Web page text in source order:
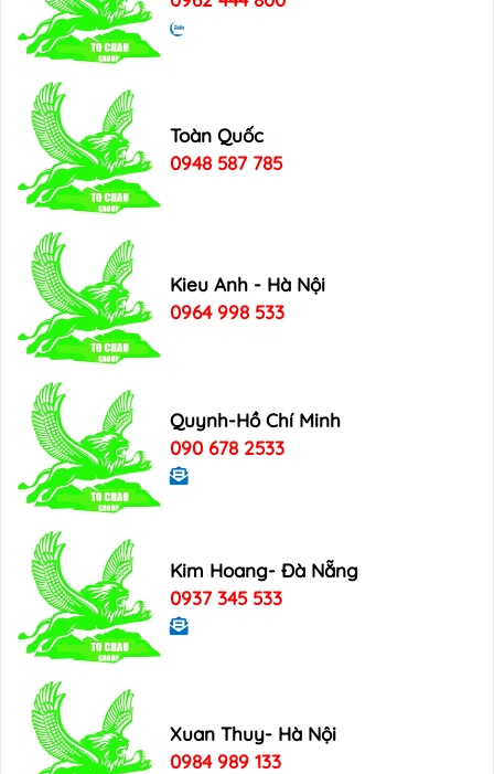
Toàn Quốc
0948 587 785
Kieu Anh - Hà Nội
0964 998 533
Quynh-Hồ Chí Minh
090 678 2533
Kim Hoang- Đà Nẵng
0937 345 533
Xuan Thuy- Hà Nội
0984 989 133